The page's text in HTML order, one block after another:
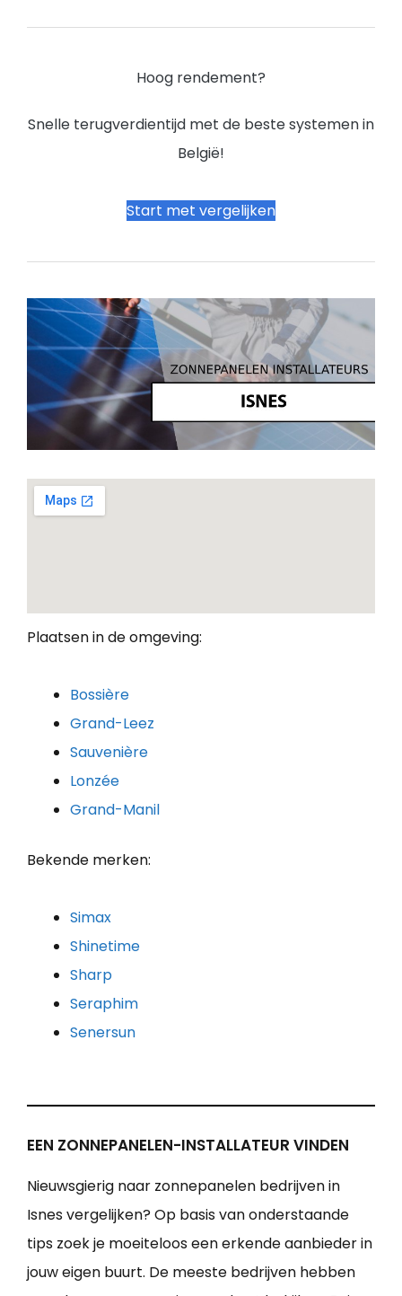
Hoog rendement?
Snelle terugverdientijd met de beste systemen in
België!
Start met vergelijken
Plaatsen in de omgeving:
Bossière
Grand-Leez
Sauvenière
Lonzée
Grand-Manil
Bekende merken:
Simax
Shinetime
Sharp
Seraphim
Senersun
EEN ZONNEPANELEN-INSTALLATEUR VINDEN
Nieuwsgierig naar zonnepanelen bedrijven in
Isnes vergelijken? Op basis van onderstaande
tips zoek je moeiteloos een erkende aanbieder in
jouw eigen buurt. De meeste bedrijven hebben